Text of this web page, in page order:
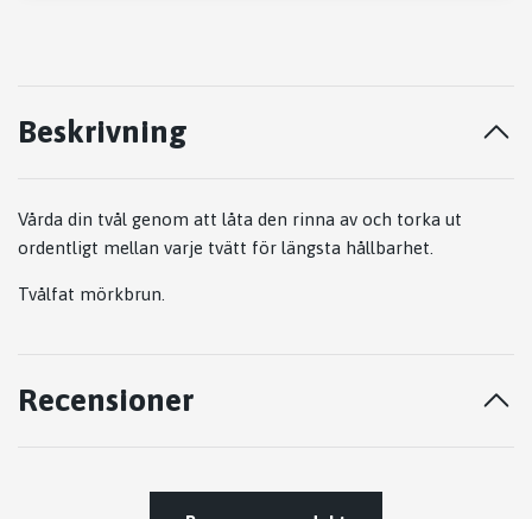
Beskrivning
Vårda din tvål genom att låta den rinna av och torka ut
ordentligt mellan varje tvätt för längsta hållbarhet.
Tvålfat mörkbrun.
Recensioner